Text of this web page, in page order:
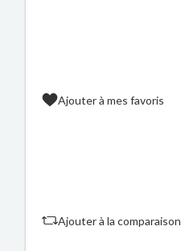
Ajouter à mes favoris
Ajouter à la comparaison